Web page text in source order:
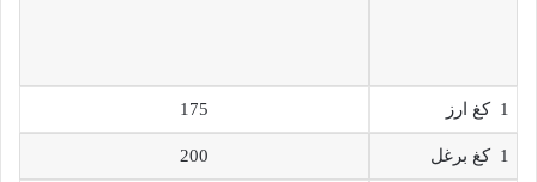
1 كغ ارز 175
1 كغ برغل 200